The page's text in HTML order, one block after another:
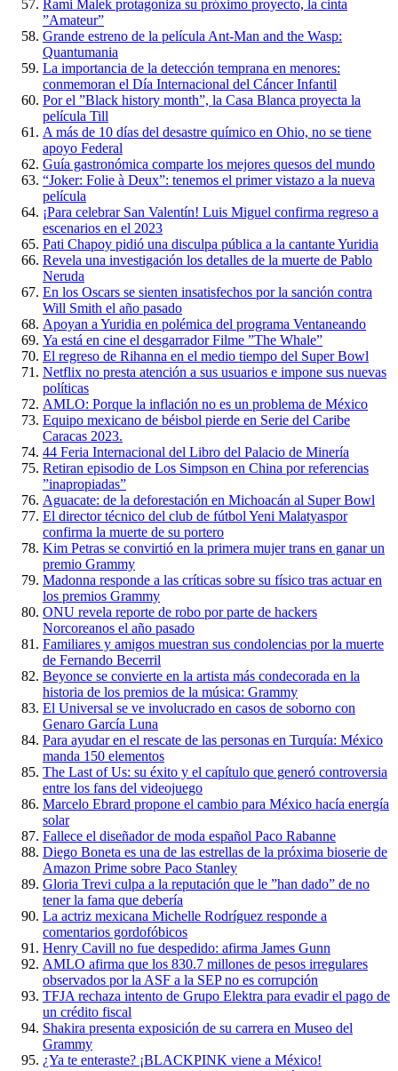
Rami Malek protagoniza su próximo proyecto, la cinta
”Amateur”
Grande estreno de la película Ant-Man and the Wasp:
Quantumania
La importancia de la detección temprana en menores:
conmemoran el Día Internacional del Cáncer Infantil
Por el ”Black history month”, la Casa Blanca proyecta la
película Till
A más de 10 días del desastre químico en Ohio, no se tiene
apoyo Federal
Guía gastronómica comparte los mejores quesos del mundo
“Joker: Folie à Deux”: tenemos el primer vistazo a la nueva
película
¡Para celebrar San Valentín! Luis Miguel confirma regreso a
escenarios en el 2023
Pati Chapoy pidió una disculpa pública a la cantante Yuridia
Revela una investigación los detalles de la muerte de Pablo
Neruda
En los Oscars se sienten insatisfechos por la sanción contra
Will Smith el año pasado
Apoyan a Yuridia en polémica del programa Ventaneando
Ya está en cine el desgarrador Filme ”The Whale”
El regreso de Rihanna en el medio tiempo del Super Bowl
Netflix no presta atención a sus usuarios e impone sus nuevas
políticas
AMLO: Porque la inflación no es un problema de México
Equipo mexicano de béisbol pierde en Serie del Caribe
Caracas 2023.
44 Feria Internacional del Libro del Palacio de Minería
Retiran episodio de Los Simpson en China por referencias
”inapropiadas”
Aguacate: de la deforestación en Michoacán al Super Bowl
El director técnico del club de fútbol Yeni Malatyaspor
confirma la muerte de su portero
Kim Petras se convirtió en la primera mujer trans en ganar un
premio Grammy
Madonna responde a las críticas sobre su físico tras actuar en
los premios Grammy
ONU revela reporte de robo por parte de hackers
Norcoreanos el año pasado
Familiares y amigos muestran sus condolencias por la muerte
de Fernando Becerril
Beyonce se convierte en la artista más condecorada en la
historia de los premios de la música: Grammy
El Universal se ve involucrado en casos de soborno con
Genaro García Luna
Para ayudar en el rescate de las personas en Turquía: México
manda 150 elementos
The Last of Us: su éxito y el capítulo que generó controversia
entre los fans del videojuego
Marcelo Ebrard propone el cambio para México hacía energía
solar
Fallece el diseñador de moda español Paco Rabanne
Diego Boneta es una de las estrellas de la próxima bioserie de
Amazon Prime sobre Paco Stanley
Gloria Trevi culpa a la reputación que le ”han dado” de no
tener la fama que debería
La actriz mexicana Michelle Rodríguez responde a
comentarios gordofóbicos
Henry Cavill no fue despedido: afirma James Gunn
AMLO afirma que los 830.7 millones de pesos irregulares
observados por la ASF a la SEP no es corrupción
TFJA rechaza intento de Grupo Elektra para evadir el pago de
un crédito fiscal
Shakira presenta exposición de su carrera en Museo del
Grammy
¿Ya te enteraste? ¡BLACKPINK viene a México!